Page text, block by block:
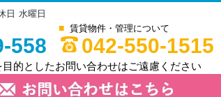
日 水曜日
558
賃貸物件・管理について
042-550-1515
目的としたお問い合わせはご遠慮ください